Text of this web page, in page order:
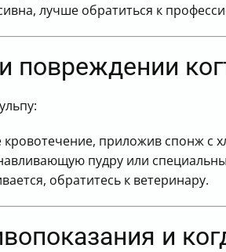
лучше обратиться к
повреждении
приложив спонж с
пудру или
обратитесь к ветеринару.
и